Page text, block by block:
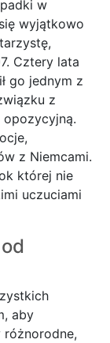
w
wyjątkowo
Cztery lata
go jednym z
z
opozycyjną.
z Niemcami.
której nie
uczuciami
aby
różnorodne,